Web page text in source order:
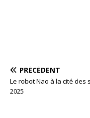
PRÉCÉDENT
Le robot Nao à la cité des
2025